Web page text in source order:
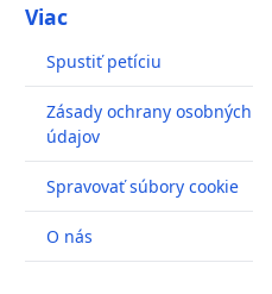
Viac
Spustiť petíciu
Zásady ochrany osobných
údajov
Spravovať súbory cookie
O nás